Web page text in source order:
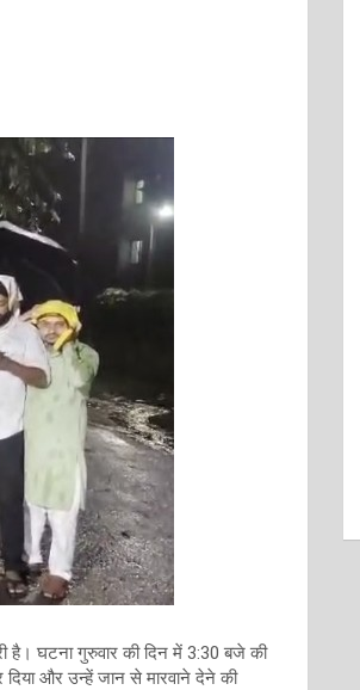
है। घटना गुरुवार की दिन में 3:30 बजे की
और उन्हें जान से मारवाने देने की